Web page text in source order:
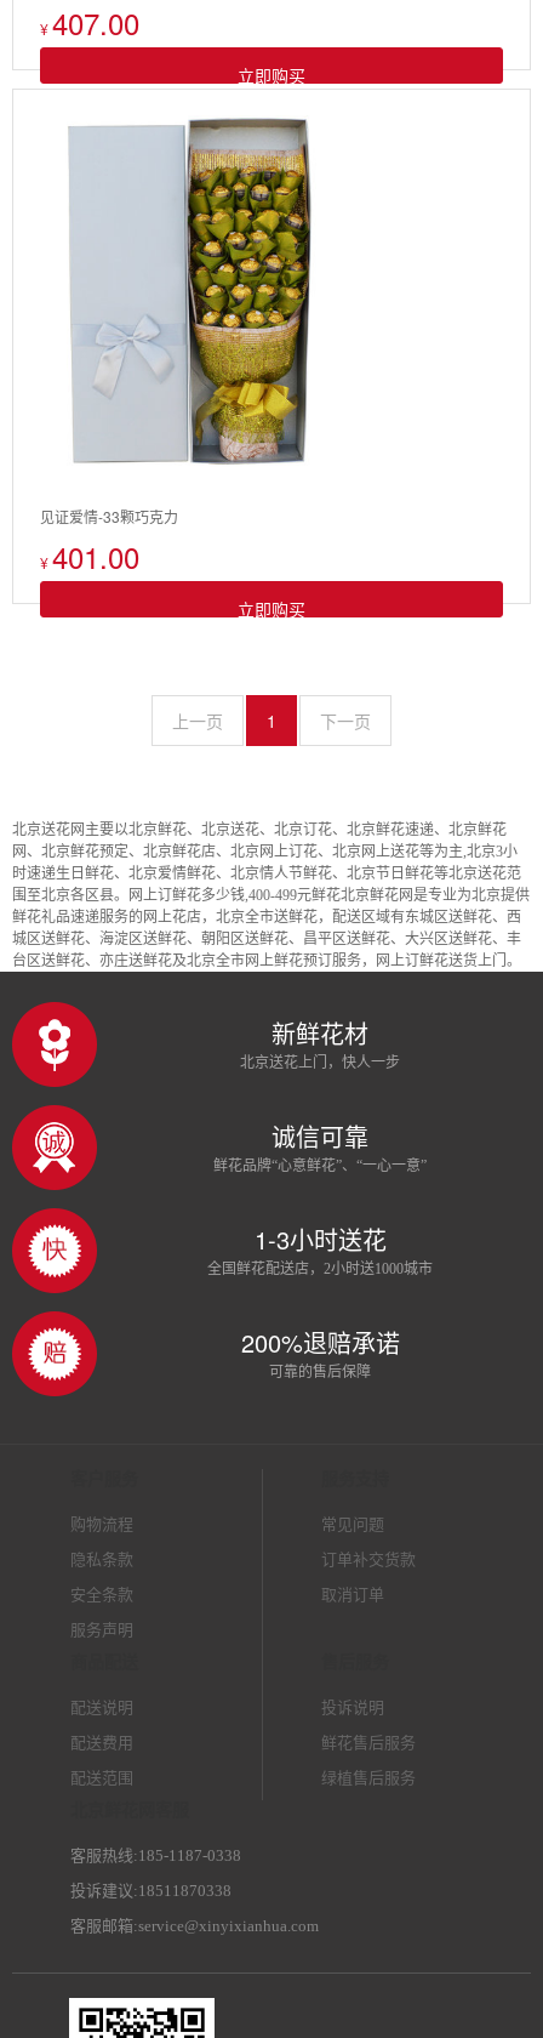
¥407.00
立即购买
见证爱情-33颗巧克力
¥401.00
立即购买
上一页 1 下一页
北京送花网主要以北京鲜花、北京送花、北京订花、北京鲜花速递、北京鲜花
网、北京鲜花预定、北京鲜花店、北京网上订花、北京网上送花等为主,北京3小
时速递生日鲜花、北京爱情鲜花、北京情人节鲜花、北京节日鲜花等北京送花范
围至北京各区县。网上订鲜花多少钱,400-499元鲜花北京鲜花网是专业为北京提供
鲜花礼品速递服务的网上花店，北京全市送鲜花，配送区域有东城区送鲜花、西
城区送鲜花、海淀区送鲜花、朝阳区送鲜花、昌平区送鲜花、大兴区送鲜花、丰
台区送鲜花、亦庄送鲜花及北京全市网上鲜花预订服务，网上订鲜花送货上门。
新鲜花材
北京送花上门，快人一步
诚信可靠
鲜花品牌“心意鲜花”、“一心一意”
1-3小时送花
全国鲜花配送店，2小时送1000城市
200%退赔承诺
可靠的售后保障
购物流程
隐私条款
安全条款
服务声明
常见问题
订单补交货款
取消订单
配送说明
配送费用
配送范围
投诉说明
鲜花售后服务
绿植售后服务
客服热线:185-1187-0338
投诉建议:18511870338
客服邮箱:service@xinyixianhua.com